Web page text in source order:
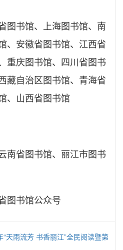
图书馆、上海图书馆、南
、安徽省图书馆、江西省
重庆图书馆、四川省图书
藏自治区图书馆、青海省
、山西省图书馆
南省图书馆、丽江市图书
图书馆公众号
“天雨流芳 书香丽江”全民阅读暨第